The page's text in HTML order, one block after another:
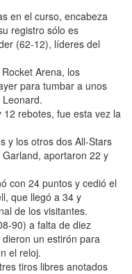
en el curso, encabeza
registro sólo es
(62-12), líderes del
Arena, los
para tumbar a unos
rebotes, fue esta vez la
y los otros dos All-Stars
aportaron 22 y
con 24 puntos y cedió el
que llegó a 34 y
de los visitantes.
90) a falta de diez
un estirón para
el reloj.
tiros libres anotados